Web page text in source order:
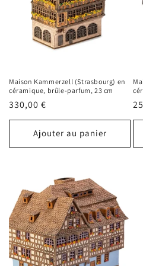
Maison Kammerzell (Strasbourg) en
céramique, brûle-parfum, 23 cm
Prix
habituel
330,00 €
Ajouter au panier